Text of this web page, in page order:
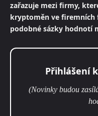
zařazuje mezi firmy,
kryptoměn ve firemních
podobné sázky hodnotí
Přihlášení
(Novinky budou